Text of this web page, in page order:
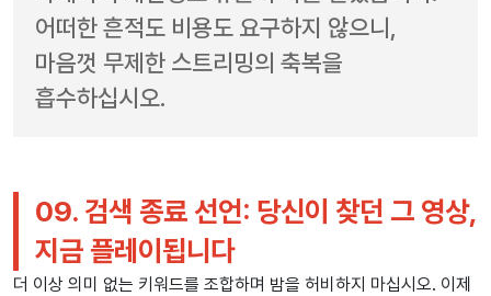
어떠한 흔적도 비용도 요구하지 않으니,
마음껏 무제한 스트리밍의 축복을
흡수하십시오.
09. 검색 종료 선언: 당신이 찾던 그 영상,
지금 플레이됩니다
더 이상 의미 없는 키워드를 조합하며 밤을 허비하지 마십시오. 이제